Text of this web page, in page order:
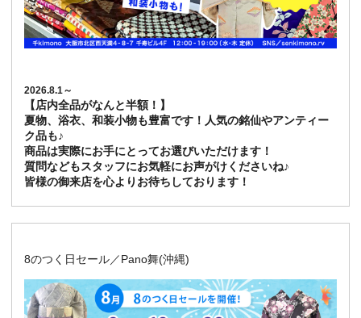
2026.8.1～
【店内全品がなんと半額！】
夏物、浴衣、和装小物も豊富です！人気の銘仙やアンティー
ク品も♪
商品は実際にお手にとってお選びいただけます！
質問などもスタッフにお気軽にお声がけくださいね♪
皆様の御来店を心よりお待ちしております！
8のつく日セール／Pano舞(沖縄)